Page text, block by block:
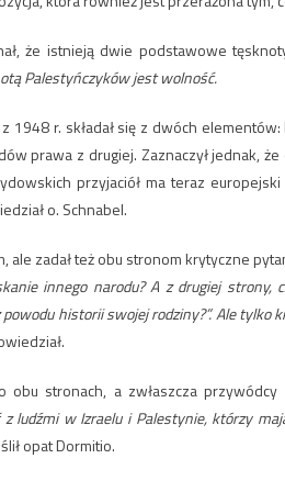
że istnieją dwie podstawowe
Palestyńczyków jest wolność.
1948 r. składał się z dwóch
prawa z drugiej. Zaznaczył jednak,
przyjaciół ma teraz
o. Schnabel.
ale zadał też obu stronom krytyczne
innego narodu? A z drugiej strony,
historii swojej rodziny?”. Ale tylko
stronach, a zwłaszcza przywódcy
ludźmi w Izraelu i Palestynie, którzy
opat Dormitio.